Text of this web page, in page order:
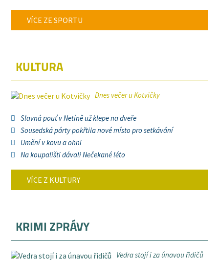
VÍCE ZE SPORTU
KULTURA
Dnes večer u Kotvičky
Slavná pouť v Netíně už klepe na dveře
Sousedská párty pokřtila nové místo pro setkávání
Umění v kovu a ohni
Na koupališti dávali Nečekané léto
VÍCE Z KULTURY
KRIMI ZPRÁVY
Vedra stojí i za únavou řidičů